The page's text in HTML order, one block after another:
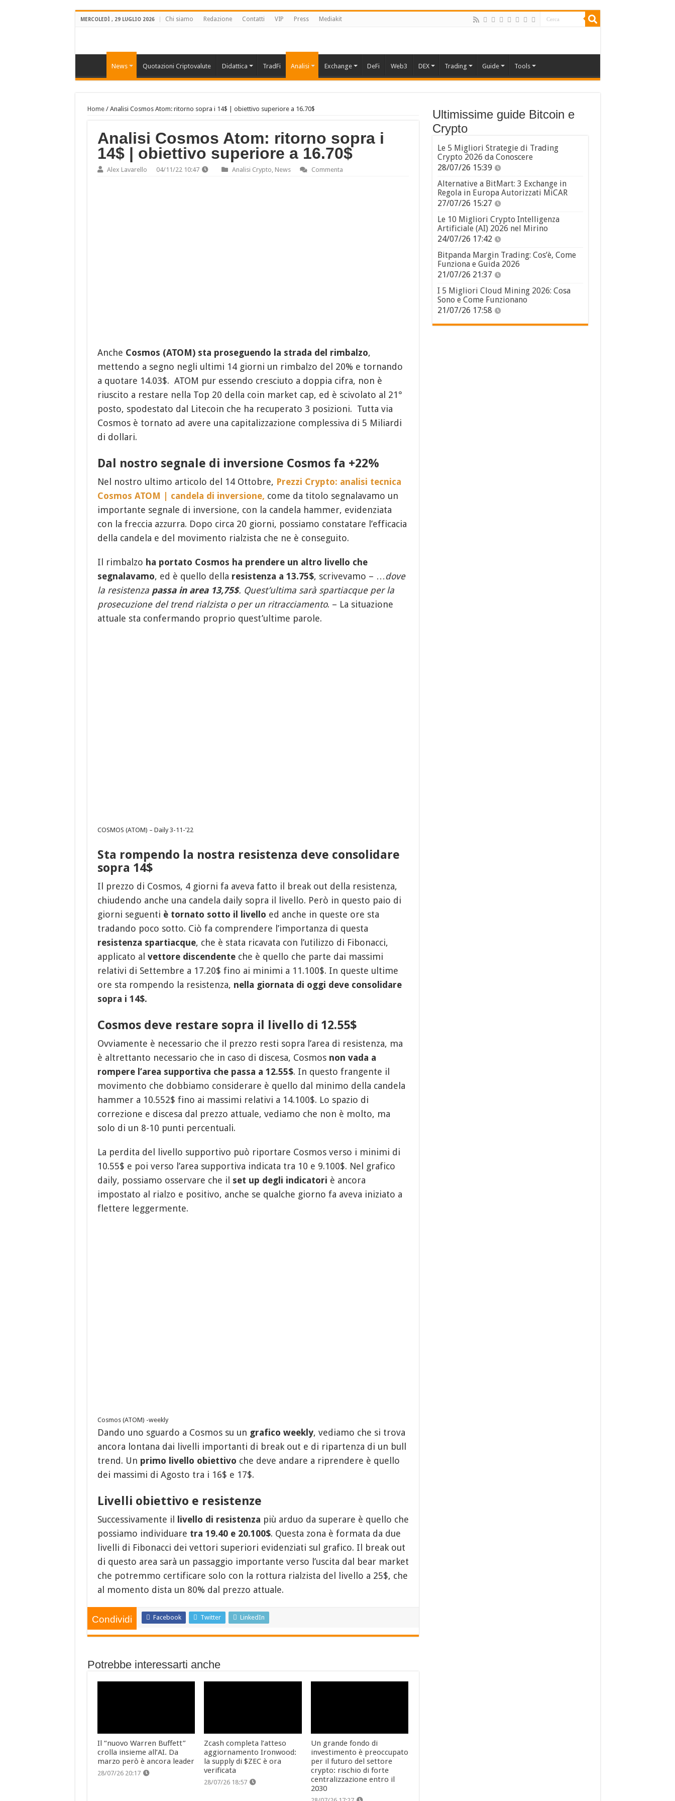
MERCOLEDÌ , 29 LUGLIO 2026 Chi siamo Redazione Contatti VIP Press Mediakit
News Quotazioni Criptovalute Didattica TradFi Analisi Exchange DeFi Web3 DEX Trading Guide Tools
Home/ Analisi Cosmos Atom: ritorno sopra i 14$ | obiettivo superiore a 16.70$
Analisi Cosmos Atom: ritorno sopra i
14$ | obiettivo superiore a 16.70$
Alex Lavarello 04/11/22 10:47 Analisi Crypto, News Commenta
Anche Cosmos (ATOM) sta proseguendo la strada del rimbalzo,
mettendo a segno negli ultimi 14 giorni un rimbalzo del 20% e tornando
a quotare 14.03$. ATOM pur essendo cresciuto a doppia cifra, non è
riuscito a restare nella Top 20 della coin market cap, ed è scivolato al 21°
posto, spodestato dal Litecoin che ha recuperato 3 posizioni. Tutta via
Cosmos è tornato ad avere una capitalizzazione complessiva di 5 Miliardi
di dollari.
Dal nostro segnale di inversione Cosmos fa +22%
Nel nostro ultimo articolo del 14 Ottobre, Prezzi Crypto: analisi tecnica
Cosmos ATOM | candela di inversione, come da titolo segnalavamo un
importante segnale di inversione, con la candela hammer, evidenziata
con la freccia azzurra. Dopo circa 20 giorni, possiamo constatare l’efficacia
della candela e del movimento rialzista che ne è conseguito.
Il rimbalzo ha portato Cosmos ha prendere un altro livello che
segnalavamo, ed è quello della resistenza a 13.75$, scrivevamo – …dove
la resistenza passa in area 13,75$. Quest’ultima sarà spartiacque per la
prosecuzione del trend rialzista o per un ritracciamento. – La situazione
attuale sta confermando proprio quest’ultime parole.
COSMOS (ATOM) – Daily 3-11-’22
Sta rompendo la nostra resistenza deve consolidare
sopra 14$
Il prezzo di Cosmos, 4 giorni fa aveva fatto il break out della resistenza,
chiudendo anche una candela daily sopra il livello. Però in questo paio di
giorni seguenti è tornato sotto il livello ed anche in queste ore sta
tradando poco sotto. Ciò fa comprendere l’importanza di questa
resistenza spartiacque, che è stata ricavata con l’utilizzo di Fibonacci,
applicato al vettore discendente che è quello che parte dai massimi
relativi di Settembre a 17.20$ fino ai minimi a 11.100$. In queste ultime
ore sta rompendo la resistenza, nella giornata di oggi deve consolidare
sopra i 14$.
Cosmos deve restare sopra il livello di 12.55$
Ovviamente è necessario che il prezzo resti sopra l’area di resistenza, ma
è altrettanto necessario che in caso di discesa, Cosmos non vada a
rompere l’area supportiva che passa a 12.55$. In questo frangente il
movimento che dobbiamo considerare è quello dal minimo della candela
hammer a 10.552$ fino ai massimi relativi a 14.100$. Lo spazio di
correzione e discesa dal prezzo attuale, vediamo che non è molto, ma
solo di un 8-10 punti percentuali.
La perdita del livello supportivo può riportare Cosmos verso i minimi di
10.55$ e poi verso l’area supportiva indicata tra 10 e 9.100$. Nel grafico
daily, possiamo osservare che il set up degli indicatori è ancora
impostato al rialzo e positivo, anche se qualche giorno fa aveva iniziato a
flettere leggermente.
Cosmos (ATOM) -weekly
Dando uno sguardo a Cosmos su un grafico weekly, vediamo che si trova
ancora lontana dai livelli importanti di break out e di ripartenza di un bull
trend. Un primo livello obiettivo che deve andare a riprendere è quello
dei massimi di Agosto tra i 16$ e 17$.
Livelli obiettivo e resistenze
Successivamente il livello di resistenza più arduo da superare è quello che
possiamo individuare tra 19.40 e 20.100$. Questa zona è formata da due
livelli di Fibonacci dei vettori superiori evidenziati sul grafico. Il break out
di questo area sarà un passaggio importante verso l’uscita dal bear market
che potremmo certificare solo con la rottura rialzista del livello a 25$, che
al momento dista un 80% dal prezzo attuale.
Condividi Facebook Twitter LinkedIn
Potrebbe interessarti anche
Il “nuovo Warren Buffett”
crolla insieme all’AI. Da
marzo però è ancora leader
28/07/26 20:17
Zcash completa l’atteso
aggiornamento Ironwood:
la supply di $ZEC è ora
verificata
28/07/26 18:57
Un grande fondo di
investimento è preoccupato
per il futuro del settore
crypto: rischio di forte
centralizzazione entro il
2030
Ultimissime guide Bitcoin e
Crypto
Le 5 Migliori Strategie di Trading
Crypto 2026 da Conoscere
28/07/26 15:39
Alternative a BitMart: 3 Exchange in
Regola in Europa Autorizzati MiCAR
27/07/26 15:27
Le 10 Migliori Crypto Intelligenza
Artificiale (AI) 2026 nel Mirino
24/07/26 17:42
Bitpanda Margin Trading: Cos’è, Come
Funziona e Guida 2026
21/07/26 21:37
I 5 Migliori Cloud Mining 2026: Cosa
Sono e Come Funzionano
21/07/26 17:58